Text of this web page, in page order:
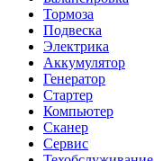
Тормоза
Подвеска
Электрика
Аккумулятор
Генератор
Стартер
Компьютер
Сканер
Сервис